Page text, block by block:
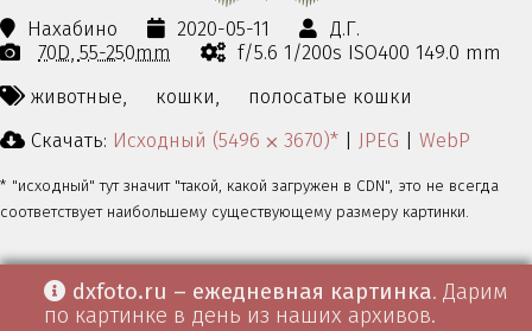
Нахабино 2020-05-11
Д.Г.
70D 55-250mm
f/5.6 1/200s ISO400 149.0 mm
животные,
кошки,
полосатые кошки
Скачать: Исходный (5496 ⨉ 3670)* | JPEG | WebP
* "исходный" тут значит "такой, какой загружен в CDN", это не всегда
соответствует наибольшему существующему размеру картинки.
dxfoto.ru – ежедневная картинка. Дарим
по картинке в день из наших архивов.